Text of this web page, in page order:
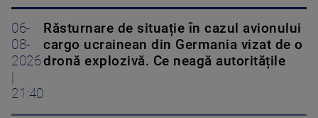
06-
08-
2026
|
21:40
Răsturnare de situație în cazul avionului
cargo ucrainean din Germania vizat de o
dronă explozivă. Ce neagă autoritățile